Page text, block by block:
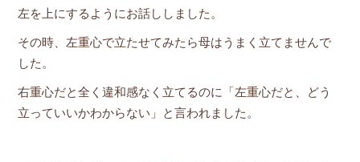
左を上にするようにお話ししました。
その時、左重心で立たせてみたら母はうまく立てませんで
した。
右重心だと全く違和感なく立てるのに「左重心だと、どう
立っていいかわからない」と言われました。